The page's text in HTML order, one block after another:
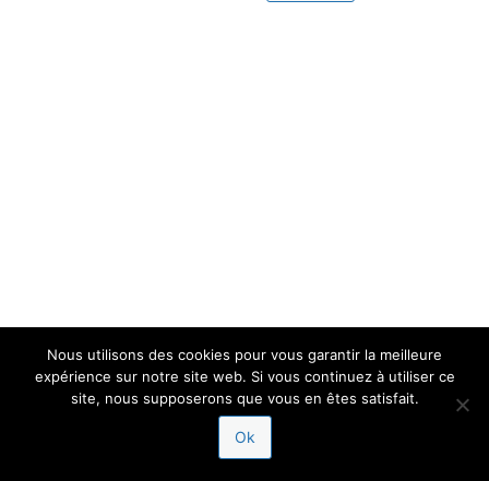
Nous utilisons des cookies pour vous garantir la meilleure
expérience sur notre site web. Si vous continuez à utiliser ce
site, nous supposerons que vous en êtes satisfait.
Ok